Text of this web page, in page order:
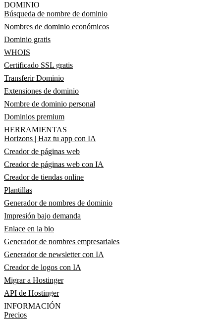
DOMINIO
Búsqueda de nombre de dominio
Nombres de dominio económicos
Dominio gratis
WHOIS
Certificado SSL gratis
Transferir Dominio
Extensiones de dominio
Nombre de dominio personal
Dominios premium
HERRAMIENTAS
Horizons | Haz tu app con IA
Creador de páginas web
Creador de páginas web con IA
Creador de tiendas online
Plantillas
Generador de nombres de dominio
Impresión bajo demanda
Enlace en la bio
Generador de nombres empresariales
Generador de newsletter con IA
Creador de logos con IA
Migrar a Hostinger
API de Hostinger
INFORMACIÓN
Precios